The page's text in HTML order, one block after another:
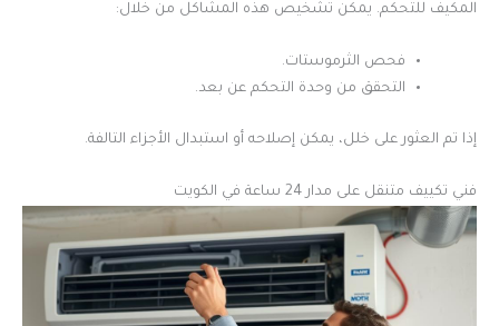
المكيف للتحكم. يمكن تشخيص هذه المشاكل من خلال:
فحص الثرموستات.
التحقق من وحدة التحكم عن بعد.
إذا تم العثور على خلل، يمكن إصلاحه أو استبدال الأجزاء التالفة.
فني تكييف متنقل على مدار 24 ساعة في الكويت